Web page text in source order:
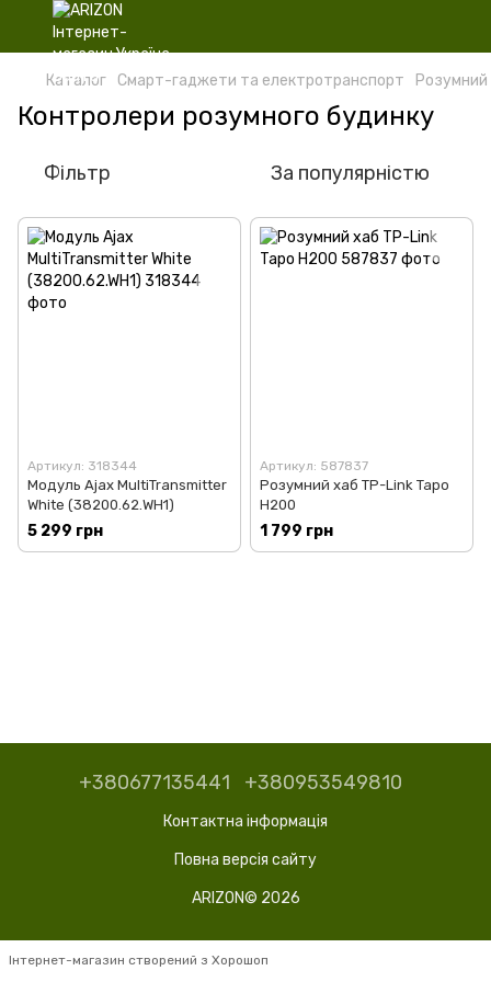
Каталог Смарт-гаджети та електротранспорт
Контролери розумного будинку
Фільтр За популярністю
Артикул: 318344
Модуль Ajax MultiTransmitter
White (38200.62.WH1)
5 299 грн
Артикул: 587837
Розумний хаб TP-Link Tapo
H200
1 799 грн
+380677135441 +380953549810
Контактна інформація
Повна версія сайту
ARIZON© 2026
Інтернет-магазин створений з Хорошоп